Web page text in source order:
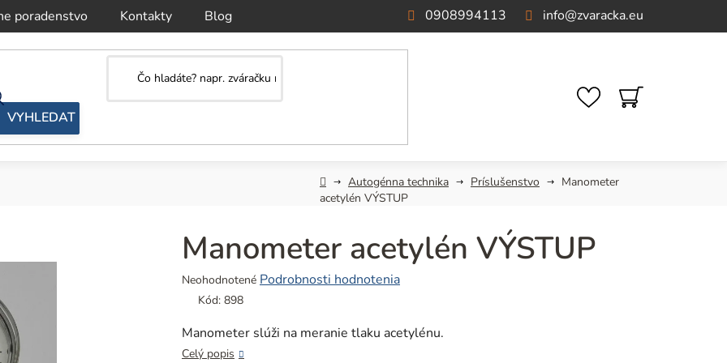
poradenstvo Kontakty Blog info@zvaracka.eu
0908994113
NÁKUPNÝ
KOŠÍK
DomovAutogénna technika Príslušenstvo
Manometer
acetylén VÝSTUP
Manometer acetylén VÝSTUP
Priemerné
hodnotenie
je
0,0
Neohodnotené Podrobnosti hodnotenia
Kód: 898
Manometer slúži na meranie tlaku acetylénu.
Celý popis